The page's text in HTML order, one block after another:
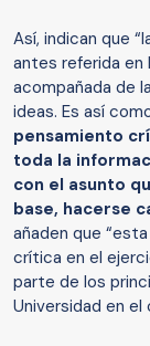
Así, indican que
antes referida
acompañada de
ideas. Es así
pensamiento
toda la
con el asunto
base, hacerse
añaden que
crítica en el
parte de los
Universidad en el